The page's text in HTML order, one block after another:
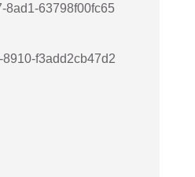
8ad1-63798f00fc65
f3add2cb47d2